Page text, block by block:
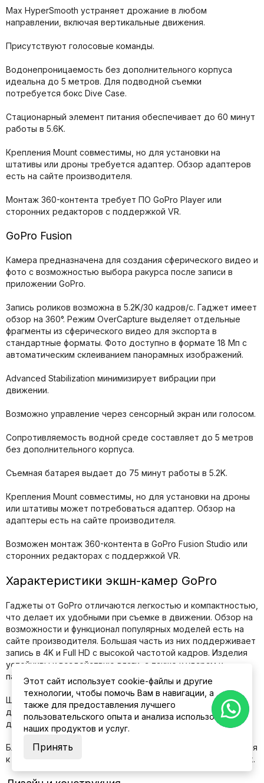
Max HyperSmooth устраняет дрожание в любом
направлении, включая вертикальные движения.
Присутствуют голосовые команды.
Водонепроницаемость без дополнительного корпуса
идеальна до 5 метров. Для подводной съемки
потребуется бокс Dive Case.
Стационарный элемент питания обеспечивает до 60 минут
работы в 5.6K.
Крепления Mount совместимы, но для установки на
штативы или дроны требуется адаптер. Обзор адаптеров
есть на сайте производителя.
Монтаж 360-контента требует ПО GoPro Player или
сторонних редакторов с поддержкой VR.
GoPro Fusion
Камера предназначена для создания сферического видео и
фото с возможностью выбора ракурса после записи в
приложении GoPro.
Запись роликов возможна в 5.2K/30 кадров/с. Гаджет имеет
обзор на 360°. Режим OverCapture выделяет отдельные
фрагменты из сферического видео для экспорта в
стандартные форматы. Фото доступно в формате 18 Мп с
автоматическим склеиванием панорамных изображений.
Advanced Stabilization минимизирует вибрации при
движении.
Возможно управление через сенсорный экран или голосом.
Сопротивляемость водной среде составляет до 5 метров
без дополнительного корпуса.
Съемная батарея выдает до 75 минут работы в 5.2K.
Крепления Mount совместимы, но для установки на дроны
или штативы может потребоваться адаптер. Обзор на
адаптеры есть на сайте производителя.
Возможен монтаж 360-контента в GoPro Fusion Studio или
сторонних редакторах с поддержкой VR.
Характеристики экшн-камер GoPro
Гаджеты от GoPro отличаются легкостью и компактностью,
что делает их удобными при съемке в движении. Обзор на
возможности и функционал популярных моделей есть на
сайте производителя. Большая часть из них поддерживает
запись в 4K и Full HD с высокой частотой кадров. Изделия
устойчивы к воздействию влаги, а также к ударам и
падениям.
Широкий угол и обзор позволяют захватывать больше
деталей в кадре. Технологии стабилизации снижают
дрожание при съемке.
Благодаря Wi-Fi и Bluetooth есть возможность подключения
к смартфонам и другим устройствам для передачи данных.
Этот сайт использует cookie-файлы и другие
технологии, чтобы помочь Вам в навигации, а
также для предоставления лучшего
пользовательского опыта и анализа использования
наших продуктов и услуг.
Принять